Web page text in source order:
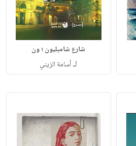
شارع شامبليون ؛ ون
لـأسامة الزيني